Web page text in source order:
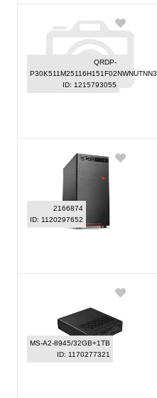
QRDP-
P30K511M25116H151F02NWNUTNN3
ID: 1215793055
2166874
ID: 1120297652
MS-A2-8945/32GB+1TB
ID: 1170277321